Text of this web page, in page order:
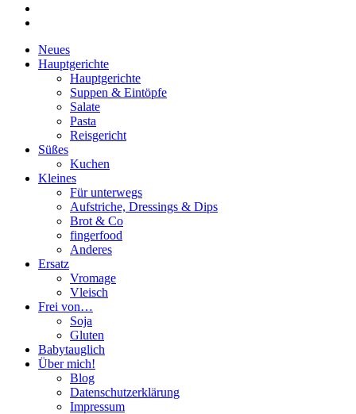
Neues
Hauptgerichte
Hauptgerichte
Suppen & Eintöpfe
Salate
Pasta
Reisgericht
Süßes
Kuchen
Kleines
Für unterwegs
Aufstriche, Dressings & Dips
Brot & Co
fingerfood
Anderes
Ersatz
Vromage
Vleisch
Frei von…
Soja
Gluten
Babytauglich
Über mich!
Blog
Datenschutzerklärung
Impressum